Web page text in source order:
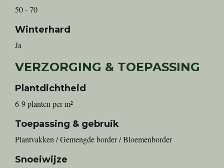
50 - 70
Winterhard
Ja
VERZORGING & TOEPASSING
Plantdichtheid
6-9 planten per m²
Toepassing & gebruik
Plantvakken / Gemengde border / Bloemenborder
Snoeiwijze